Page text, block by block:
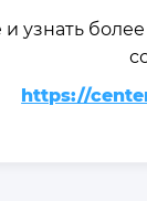
и узнать
https://